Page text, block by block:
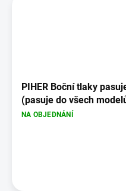
PIHER Boční tlaky
(pasuje do všech
NA OBJEDNÁNÍ